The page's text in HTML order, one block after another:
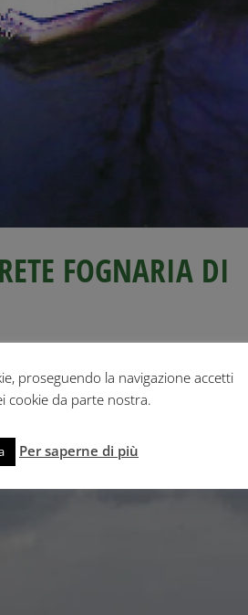
FOGNARIA DI
rappresenta un problema irrisolto,
nel tempo e frutto di una
proseguendo la navigazione accetti
cookie da parte nostra.
Per saperne di più